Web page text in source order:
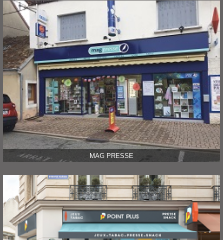
MAG PRESSE